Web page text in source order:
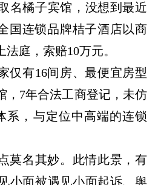
名橘子宾馆，没想到最近
国连锁品牌桔子酒店以商
庭，索赔10万元。
仅有16间房、最便宜房型
，7年合法工商登记，未仿
系，与定位中高端的连锁
莫名其妙。此情此景，有
小面被遇见小面起诉、舆